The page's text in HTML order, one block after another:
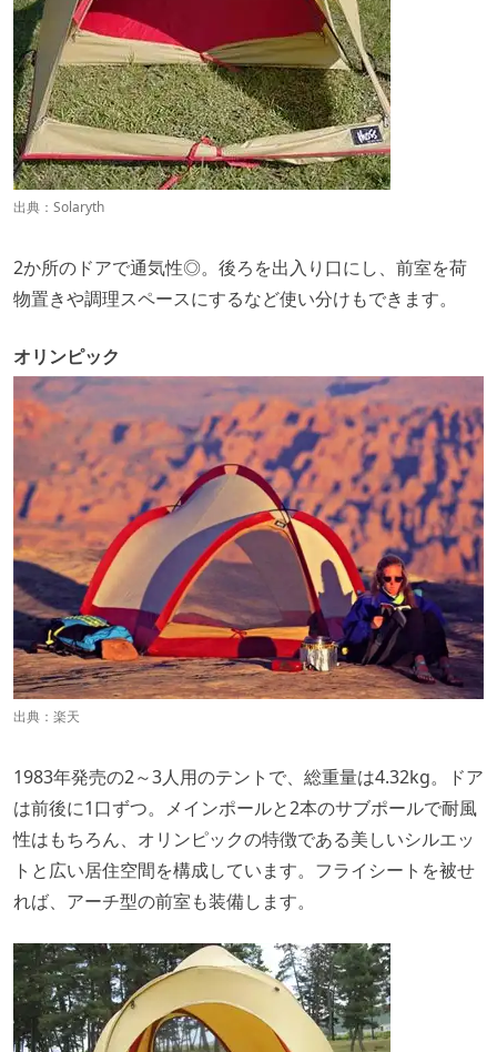
出典： Solaryth
2か所のドアで通気性◎。後ろを出入り口にし、前室を荷
物置きや調理スペースにするなど使い分けもできます。
オリンピック
出典： 楽天
1983年発売の2～3人用のテントで、総重量は4.32kg。ドア
は前後に1口ずつ。メインポールと2本のサブポールで耐風
性はもちろん、オリンピックの特徴である美しいシルエッ
トと広い居住空間を構成しています。フライシートを被せ
れば、アーチ型の前室も装備します。